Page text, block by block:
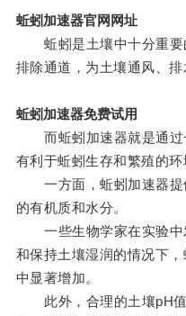
蚯蚓加速器官网网址
蚯蚓是土壤中十分重要
排除通道，为土壤通风、排
蚯蚓加速器免费试用
而蚯蚓加速器就是通过
有利于蚯蚓生存和繁殖的环
一方面，蚯蚓加速器提
的有机质和水分。
一些生物学家在实验中
和保持土壤湿润的情况下
中显著增加。
此外，合理的土壤pH值